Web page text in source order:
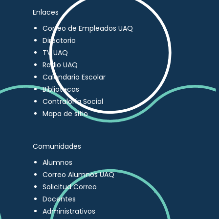
Enlaces
Correo de Empleados UAQ
Directorio
TV UAQ
Radio UAQ
Calendario Escolar
Bibliotecas
Contraloría Social
Mapa de sitio
Comunidades
Alumnos
Correo Alumnos UAQ
Solicitud Correo
Docentes
Administrativos